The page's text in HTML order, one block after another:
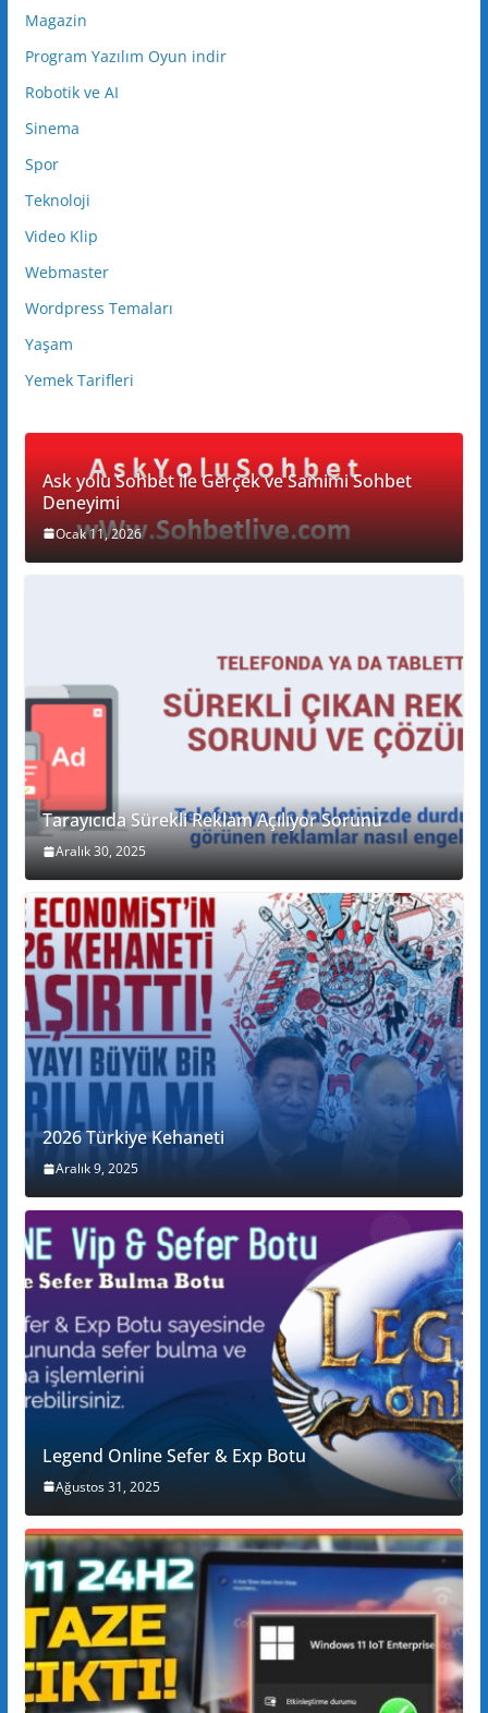
Magazin
Program Yazılım Oyun indir
Robotik ve AI
Sinema
Spor
Teknoloji
Video Klip
Webmaster
Wordpress Temaları
Yaşam
Yemek Tarifleri
Ask yolu Sohbet ile Gerçek ve Samimi Sohbet
Deneyimi
Ocak 11, 2026
Tarayıcıda Sürekli Reklam Açılıyor Sorunu
Aralık 30, 2025
2026 Türkiye Kehaneti
Aralık 9, 2025
Legend Online Sefer & Exp Botu
Ağustos 31, 2025